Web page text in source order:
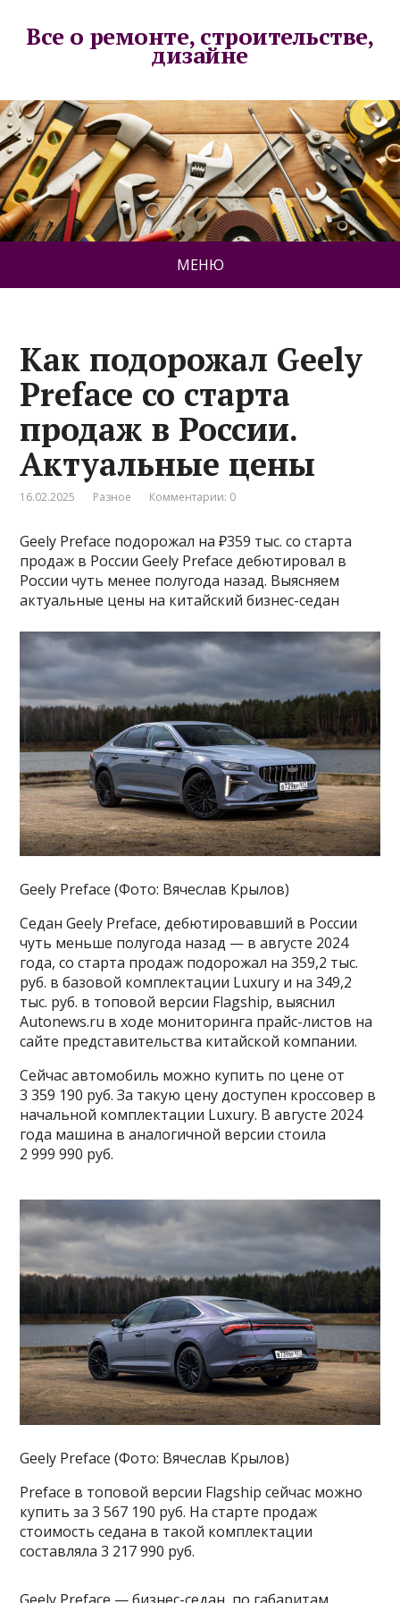
Все о ремонте, строительстве,
дизайне
МЕНЮ
Как подорожал Geely
Preface со старта
продаж в России.
Актуальные цены
16.02.2025 Разное Комментарии: 0
Geely Preface подорожал на ₽359 тыс. со старта
продаж в России Geely Preface дебютировал в
России чуть менее полугода назад. Выясняем
актуальные цены на китайский бизнес-седан
Geely Preface (Фото: Вячеслав Крылов)
Седан Geely Preface, дебютировавший в России
чуть меньше полугода назад — в августе 2024
года, со старта продаж подорожал на 359,2 тыс.
руб. в базовой комплектации Luxury и на 349,2
тыс. руб. в топовой версии Flagship, выяснил
Autonews.ru в ходе мониторинга прайс-листов на
сайте представительства китайской компании.
Сейчас автомобиль можно купить по цене от
3 359 190 руб. За такую цену доступен кроссовер в
начальной комплектации Luxury. В августе 2024
года машина в аналогичной версии стоила
2 999 990 руб.
Geely Preface (Фото: Вячеслав Крылов)
Preface в топовой версии Flagship сейчас можно
купить за 3 567 190 руб. На старте продаж
стоимость седана в такой комплектации
составляла 3 217 990 руб.